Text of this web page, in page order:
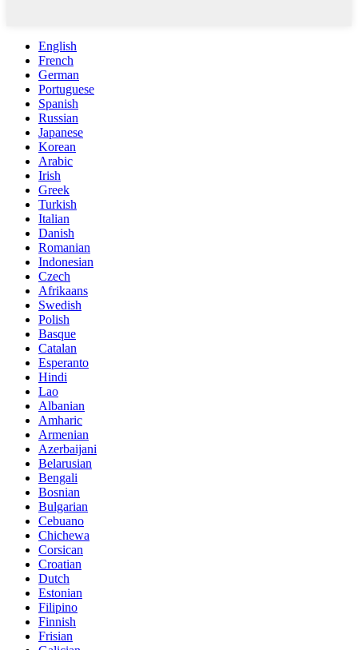
English
French
German
Portuguese
Spanish
Russian
Japanese
Korean
Arabic
Irish
Greek
Turkish
Italian
Danish
Romanian
Indonesian
Czech
Afrikaans
Swedish
Polish
Basque
Catalan
Esperanto
Hindi
Lao
Albanian
Amharic
Armenian
Azerbaijani
Belarusian
Bengali
Bosnian
Bulgarian
Cebuano
Chichewa
Corsican
Croatian
Dutch
Estonian
Filipino
Finnish
Frisian